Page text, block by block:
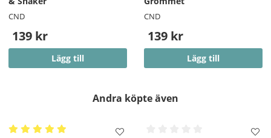
CND
139 kr
Lägg till
CND
139 kr
Lägg till
Andra köpte även